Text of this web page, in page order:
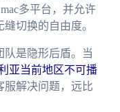
多平台，并允许
切换的自由度。
队是隐形后盾。当
亚当前地区不可播
服解决问题，远比